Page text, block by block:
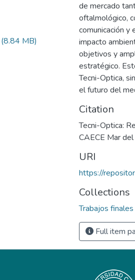
(8.84 MB)
de mercado
oftalmológico,
comunicación y
impacto
objetivos y
estratégico.
Tecni-Optica,
el futuro del
Citation
Tecni-Optica:
CAECE Mar
URI
https://
Collections
Trabajos finales
Full item